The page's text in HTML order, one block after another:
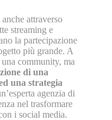
attraverso
streaming e
la partecipazione
più grande. A
community, ma
di una
una strategia
agenzia di
nel trasformare
i social media.